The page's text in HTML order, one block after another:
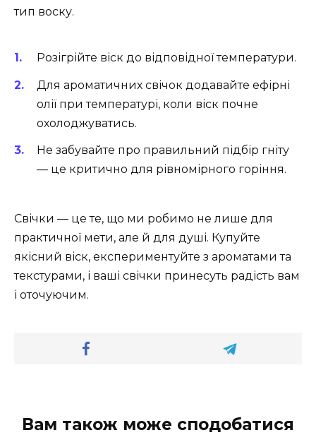
тип воску.
Розігрійте віск до відповідної температури.
Для ароматичних свічок додавайте ефірні
олії при температурі, коли віск почне
охолоджуватись.
Не забувайте про правильний підбір гніту
— це критично для рівномірного горіння.
Свічки — це те, що ми робимо не лише для
практичної мети, але й для душі. Купуйте
якісний віск, експериментуйте з ароматами та
текстурами, і ваші свічки принесуть радість вам
і оточуючим.
Вам також може сподобатися